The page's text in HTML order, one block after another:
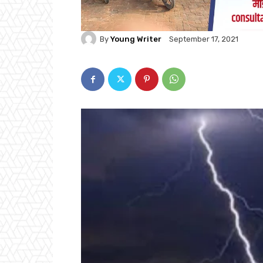
By Young Writer September 17, 2021